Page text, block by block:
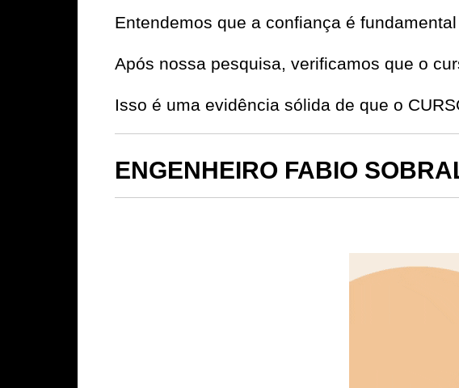
Entendemos que a confiança é
Após nossa pesquisa, verificamos que o
Isso é uma evidência sólida de que o
ENGENHEIRO FABIO